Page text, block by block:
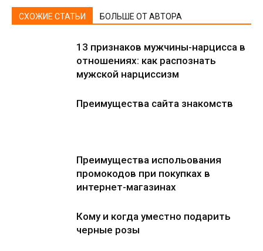
СХОЖИЕ СТАТЬИ БОЛЬШЕ ОТ АВТОРА
13 признаков мужчины-нарцисса в
отношениях: как распознать
мужской нарциссизм
Преимущества сайта знакомств
Преимущества испольования
промокодов при покупках в
интернет-магазинах
Кому и когда уместно подарить
черные розы